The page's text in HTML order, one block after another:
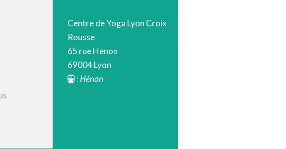
Centre de Yoga Lyon Croix
Rousse
65 rue Hénon
69004 Lyon
: Hénon